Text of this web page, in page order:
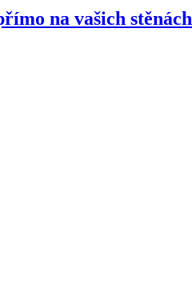
na vašich stěnách